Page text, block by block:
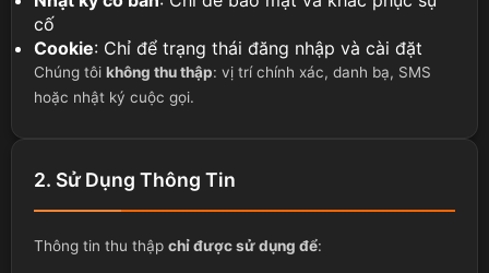
cố
Cookie: Chỉ để trạng thái đăng nhập và cài đặt
Chúng tôi không thu thập: vị trí chính xác, danh bạ, SMS
hoặc nhật ký cuộc gọi.
2. Sử Dụng Thông Tin
Thông tin thu thập chỉ được sử dụng để: